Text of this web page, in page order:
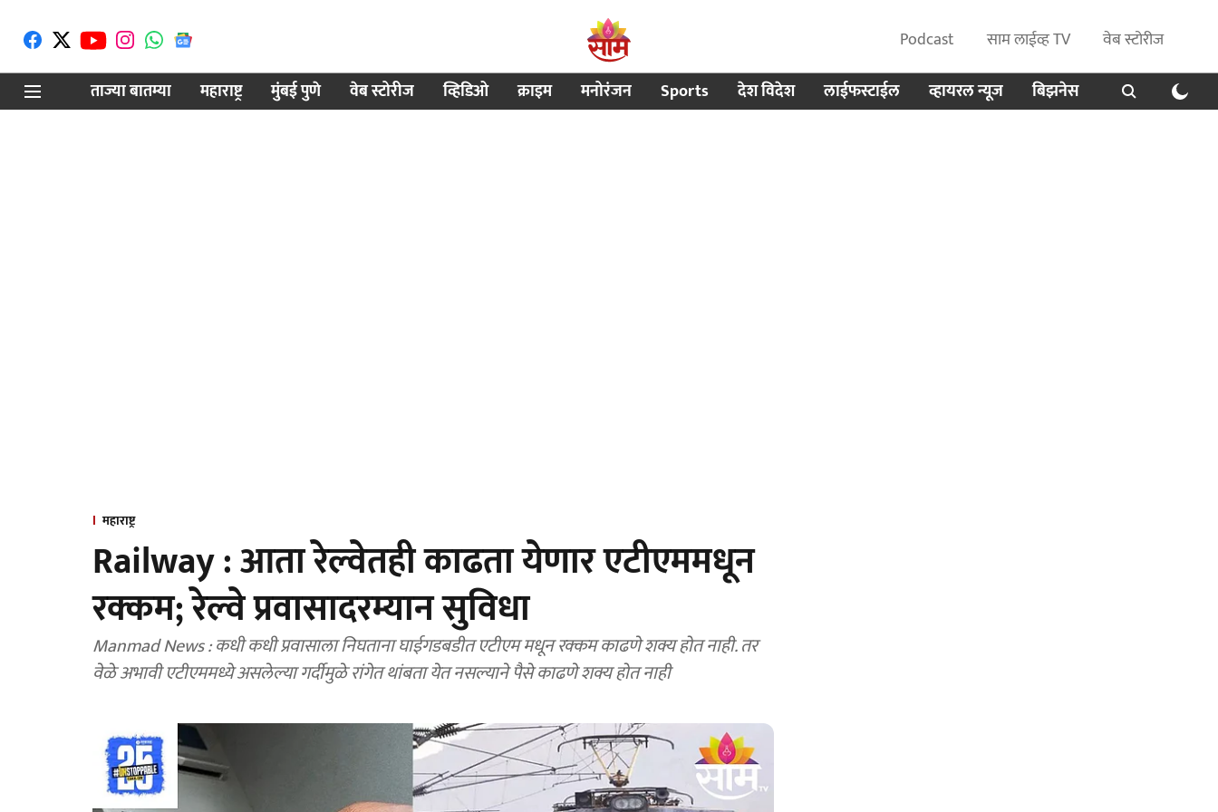
Podcast साम लाईव्ह TV
वेब स्टोरीज
ताज्या बातम्या
महाराष्ट्र मुंबई पुणे वेब स्टोरीज व्हिडिओ क्राइम मनोरंजन Sports देश विदेश लाईफस्टाईल व्हायरल न्यूज बिझनेस
महाराष्ट्र
Railway : आता रेल्वेतही काढता येणार एटीएममधून
रक्कम; रेल्वे प्रवासादरम्यान सुविधा
Manmad News : कधी कधी प्रवासाला निघताना घाईगडबडीत एटीएम मधून रक्कम काढणे शक्य होत नाही. तर
वेळे अभावी एटीएममध्ये असलेल्या गर्दीमुळे रांगेत थांबता येत नसल्याने पैसे काढणे शक्य होत नाही